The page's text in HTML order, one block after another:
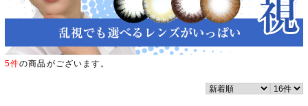
5件の商品がございます。